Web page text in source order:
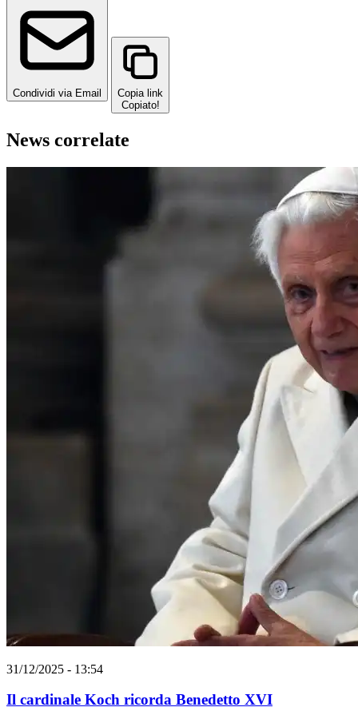
Condividi via Email
Copia link
Copiato!
News correlate
31/12/2025 - 13:54
Il cardinale Koch ricorda Benedetto XVI